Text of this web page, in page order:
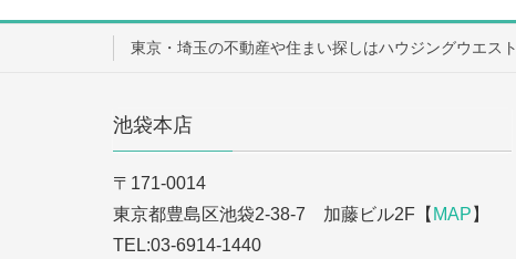
東京・埼玉の不動産や住まい探しはハウジングウエスト
池袋本店
〒171-0014
東京都豊島区池袋2-38-7 加藤ビル2F【 MAP 】
TEL:03-6914-1440